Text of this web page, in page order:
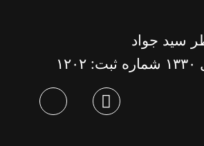
سید جواد